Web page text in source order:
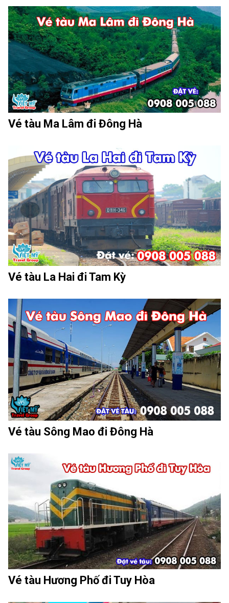
Vé tàu Ma Lâm đi Đông Hà
Vé tàu La Hai đi Tam Kỳ
Vé tàu Sông Mao đi Đông Hà
Vé tàu Hương Phố đi Tuy Hòa